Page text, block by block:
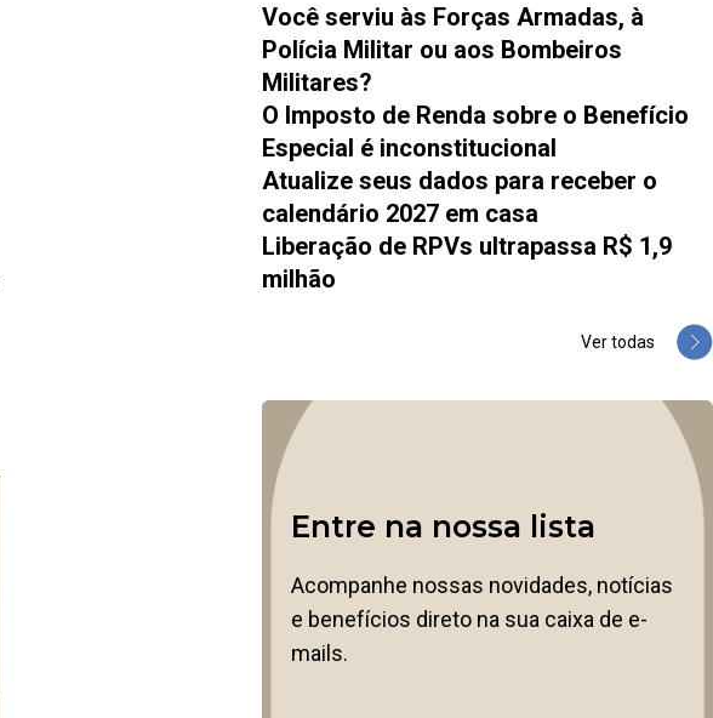
Você serviu às Forças Armadas, à
Polícia Militar ou aos Bombeiros
Militares?
O Imposto de Renda sobre o Benefício
Especial é inconstitucional
Atualize seus dados para receber o
calendário 2027 em casa
Liberação de RPVs ultrapassa R$ 1,9
milhão
Ver todas
Entre na nossa lista
Acompanhe nossas novidades, notícias
e benefícios direto na sua caixa de e-
mails.